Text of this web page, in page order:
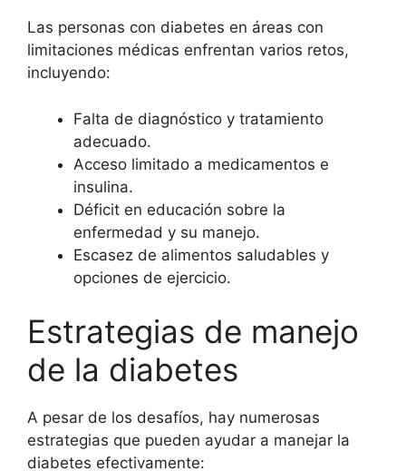
Las personas con diabetes en áreas con
limitaciones médicas enfrentan varios retos,
incluyendo:
Falta de diagnóstico y tratamiento
adecuado.
Acceso limitado a medicamentos e
insulina.
Déficit en educación sobre la
enfermedad y su manejo.
Escasez de alimentos saludables y
opciones de ejercicio.
Estrategias de manejo
de la diabetes
A pesar de los desafíos, hay numerosas
estrategias que pueden ayudar a manejar la
diabetes efectivamente: